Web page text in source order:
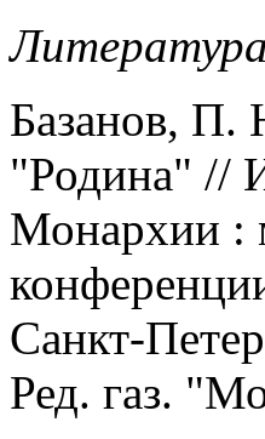
Литература
Базанов, П.
"Родина" //
Монархии :
Санкт-
Ред. газ.